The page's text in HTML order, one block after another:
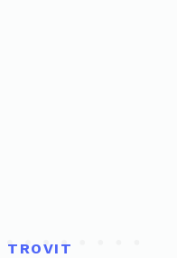
TROVIT